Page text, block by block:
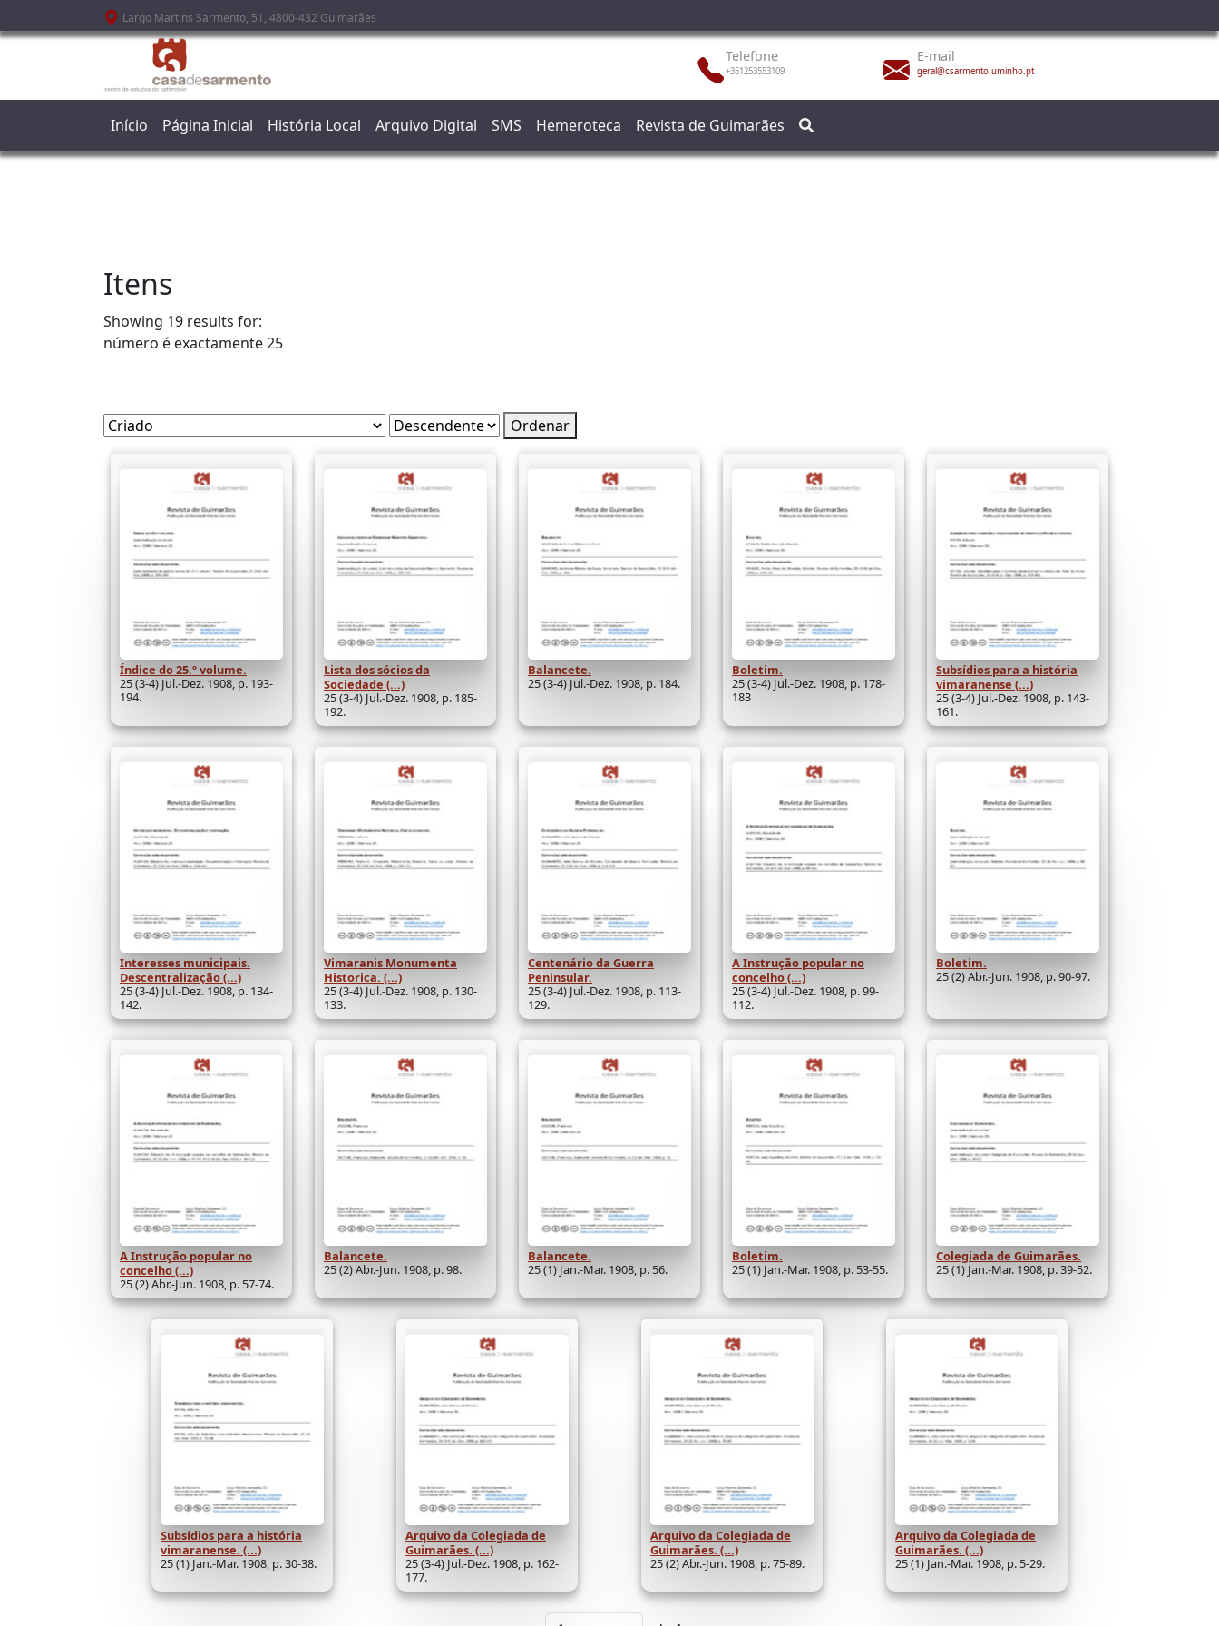
Passar para o conteúdo principalLargo Martins Sarmento, 51, 4800-432 Guimarães
Telefone
+351253553109
E-mail
geral@csarmento.uminho.pt
Início Página Inicial História Local Arquivo Digital SMS Hemeroteca Revista de Guimarães
Itens
Showing 19 results for:
número é exactamente25
Ordenar
Índice do 25.º volume.
25 (3-4) Jul.-Dez. 1908, p. 193-
194.
Lista dos sócios da
Sociedade (...)
25 (3-4) Jul.-Dez. 1908, p. 185-
192.
Balancete.
25 (3-4) Jul.-Dez. 1908, p. 184.
Boletim.
25 (3-4) Jul.-Dez. 1908, p. 178-
183
Subsídios para a história
vimaranense (...)
25 (3-4) Jul.-Dez. 1908, p. 143-
161.
Interesses municipais.
Descentralização (...)
25 (3-4) Jul.-Dez. 1908, p. 134-
142.
Vimaranis Monumenta
Historica. (...)
25 (3-4) Jul.-Dez. 1908, p. 130-
133.
Centenário da Guerra
Peninsular.
25 (3-4) Jul.-Dez. 1908, p. 113-
129.
A Instrução popular no
concelho (...)
25 (3-4) Jul.-Dez. 1908, p. 99-
112.
Boletim.
25 (2) Abr.-Jun. 1908, p. 90-97.
A Instrução popular no
concelho (...)
25 (2) Abr.-Jun. 1908, p. 57-74.
Balancete.
25 (2) Abr.-Jun. 1908, p. 98.
Balancete.
25 (1) Jan.-Mar. 1908, p. 56.
Boletim.
25 (1) Jan.-Mar. 1908, p. 53-55.
Colegiada de Guimarães.
25 (1) Jan.-Mar. 1908, p. 39-52.
Subsídios para a história
vimaranense. (...)
25 (1) Jan.-Mar. 1908, p. 30-38.
Arquivo da Colegiada de
Guimarães. (...)
25 (3-4) Jul.-Dez. 1908, p. 162-
177.
Arquivo da Colegiada de
Guimarães. (...)
25 (2) Abr.-Jun. 1908, p. 75-89.
Arquivo da Colegiada de
Guimarães. (...)
25 (1) Jan.-Mar. 1908, p. 5-29.